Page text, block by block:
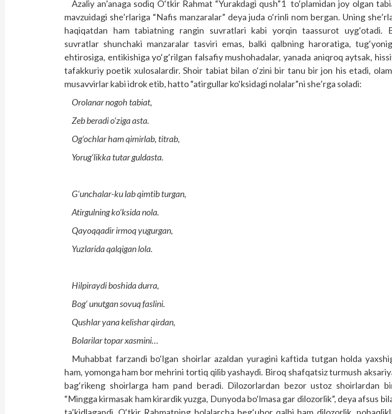
Azaliy an’anaga sodiq O‘tkir Rahmat “Yurakdagi qush”1 to‘plamidan joy olgan
mavzuidagi she’rlariga “Nafis manzaralar” deya juda o‘rinli nom bergan. Uning
haqiqatdan ham tabiatning rangin suvratlari kabi yorqin taassurot uyg‘otadi.
suvratlar shunchaki manzaralar tasviri emas, balki qalbning haroratiga,
ehtirosiga, entikishiga yo‘g‘rilgan falsafiy mushohadalar, yanada aniqroq aytsak,
tafakkuriy poetik xulosalardir. Shoir tabiat bilan o‘zini bir tanu bir jon his etadi,
musavvirlar kabi idrok etib, hatto “atirgullar ko‘ksidagi nolalar”ni she’rga soladi:
Orolanar nogoh tabiat,
Zeb beradi o‘ziga asta.
Og‘ochlar ham qimirlab, titrab,
Yorug‘likka tutar guldasta.
G‘unchalar-ku lab qimtib turgan,
Atirgulning ko‘ksida nola.
Qayoqqadir irmoq yugurgan,
Yuzlarida qalqigan lola.
Hilpiraydi boshida durra,
Bog‘ unutgan sovuq faslini.
Qushlar yana kelishar qirdan,
Bolarilar topar xasmini…
Muhabbat farzandi bo‘lgan shoirlar azaldan yuragini kaftida tutgan holda
ham, yomonga ham bor mehrini tortiq qilib yashaydi. Biroq shafqatsiz turmush
bag‘rikeng shoirlarga ham pand beradi. Dilozorlardan bezor ustoz shoirlardan
“Mingga kirmasak ham kirardik yuzga, Dunyoda bo‘lmasa gar dilozorlik”, deya afsus